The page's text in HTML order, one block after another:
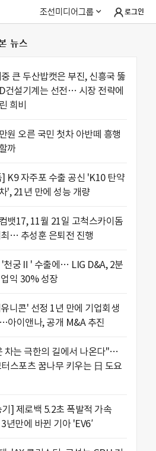
조선미디어그룹 로그인
뉴스